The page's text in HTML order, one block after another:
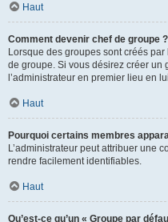
Haut
Comment devenir chef de groupe ?
Lorsque des groupes sont créés
de groupe. Si vous désirez créer un
l’administrateur en premier lieu en
Haut
Pourquoi certains membres
L’administrateur peut attribuer une
rendre facilement identifiables.
Haut
Qu’est-ce qu’un « Groupe par